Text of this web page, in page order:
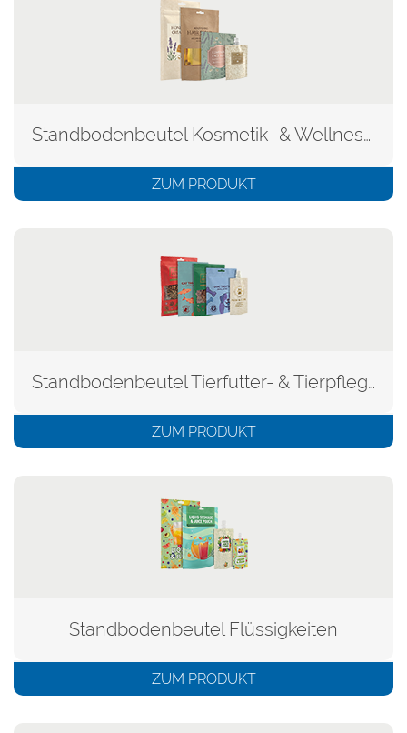
Standbodenbeutel Kosmetik- & Wellnessprodukte
ZUM PRODUKT
Standbodenbeutel Tierfutter- & Tierpflegeprodukte
ZUM PRODUKT
Standbodenbeutel Flüssigkeiten
ZUM PRODUKT